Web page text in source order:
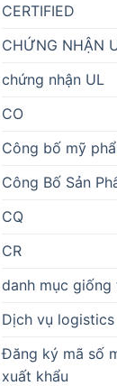
CERTIFIED
CHỨNG NHẬN
chứng nhận UL
CO
Công bố mỹ
Công Bố Sản
CQ
CR
danh mục giống
Dịch vụ logistics
Đăng ký mã số
xuất khẩu